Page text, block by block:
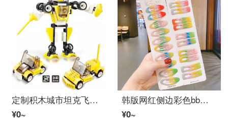
定制积木城市坦克飞机汽车儿童拼插男孩子小玩具拼图 浅灰色 轩辕剑士
¥0~
韩版网红侧边彩色bb夹发饰儿童可爱不易伤发简约发卡子宝宝星星发夹 轩辕发夹20个装
¥0~